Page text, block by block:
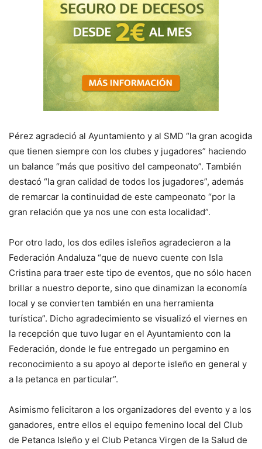
Pérez agradeció al Ayuntamiento y al SMD “la gran acogida
que tienen siempre con los clubes y jugadores” haciendo
un balance “más que positivo del campeonato”. También
destacó “la gran calidad de todos los jugadores”, además
de remarcar la continuidad de este campeonato “por la
gran relación que ya nos une con esta localidad”.
Por otro lado, los dos ediles isleños agradecieron a la
Federación Andaluza “que de nuevo cuente con Isla
Cristina para traer este tipo de eventos, que no sólo hacen
brillar a nuestro deporte, sino que dinamizan la economía
local y se convierten también en una herramienta
turística”. Dicho agradecimiento se visualizó el viernes en
la recepción que tuvo lugar en el Ayuntamiento con la
Federación, donde le fue entregado un pergamino en
reconocimiento a su apoyo al deporte isleño en general y
a la petanca en particular”.
Asimismo felicitaron a los organizadores del evento y a los
ganadores, entre ellos el equipo femenino local del Club
de Petanca Isleño y el Club Petanca Virgen de la Salud de